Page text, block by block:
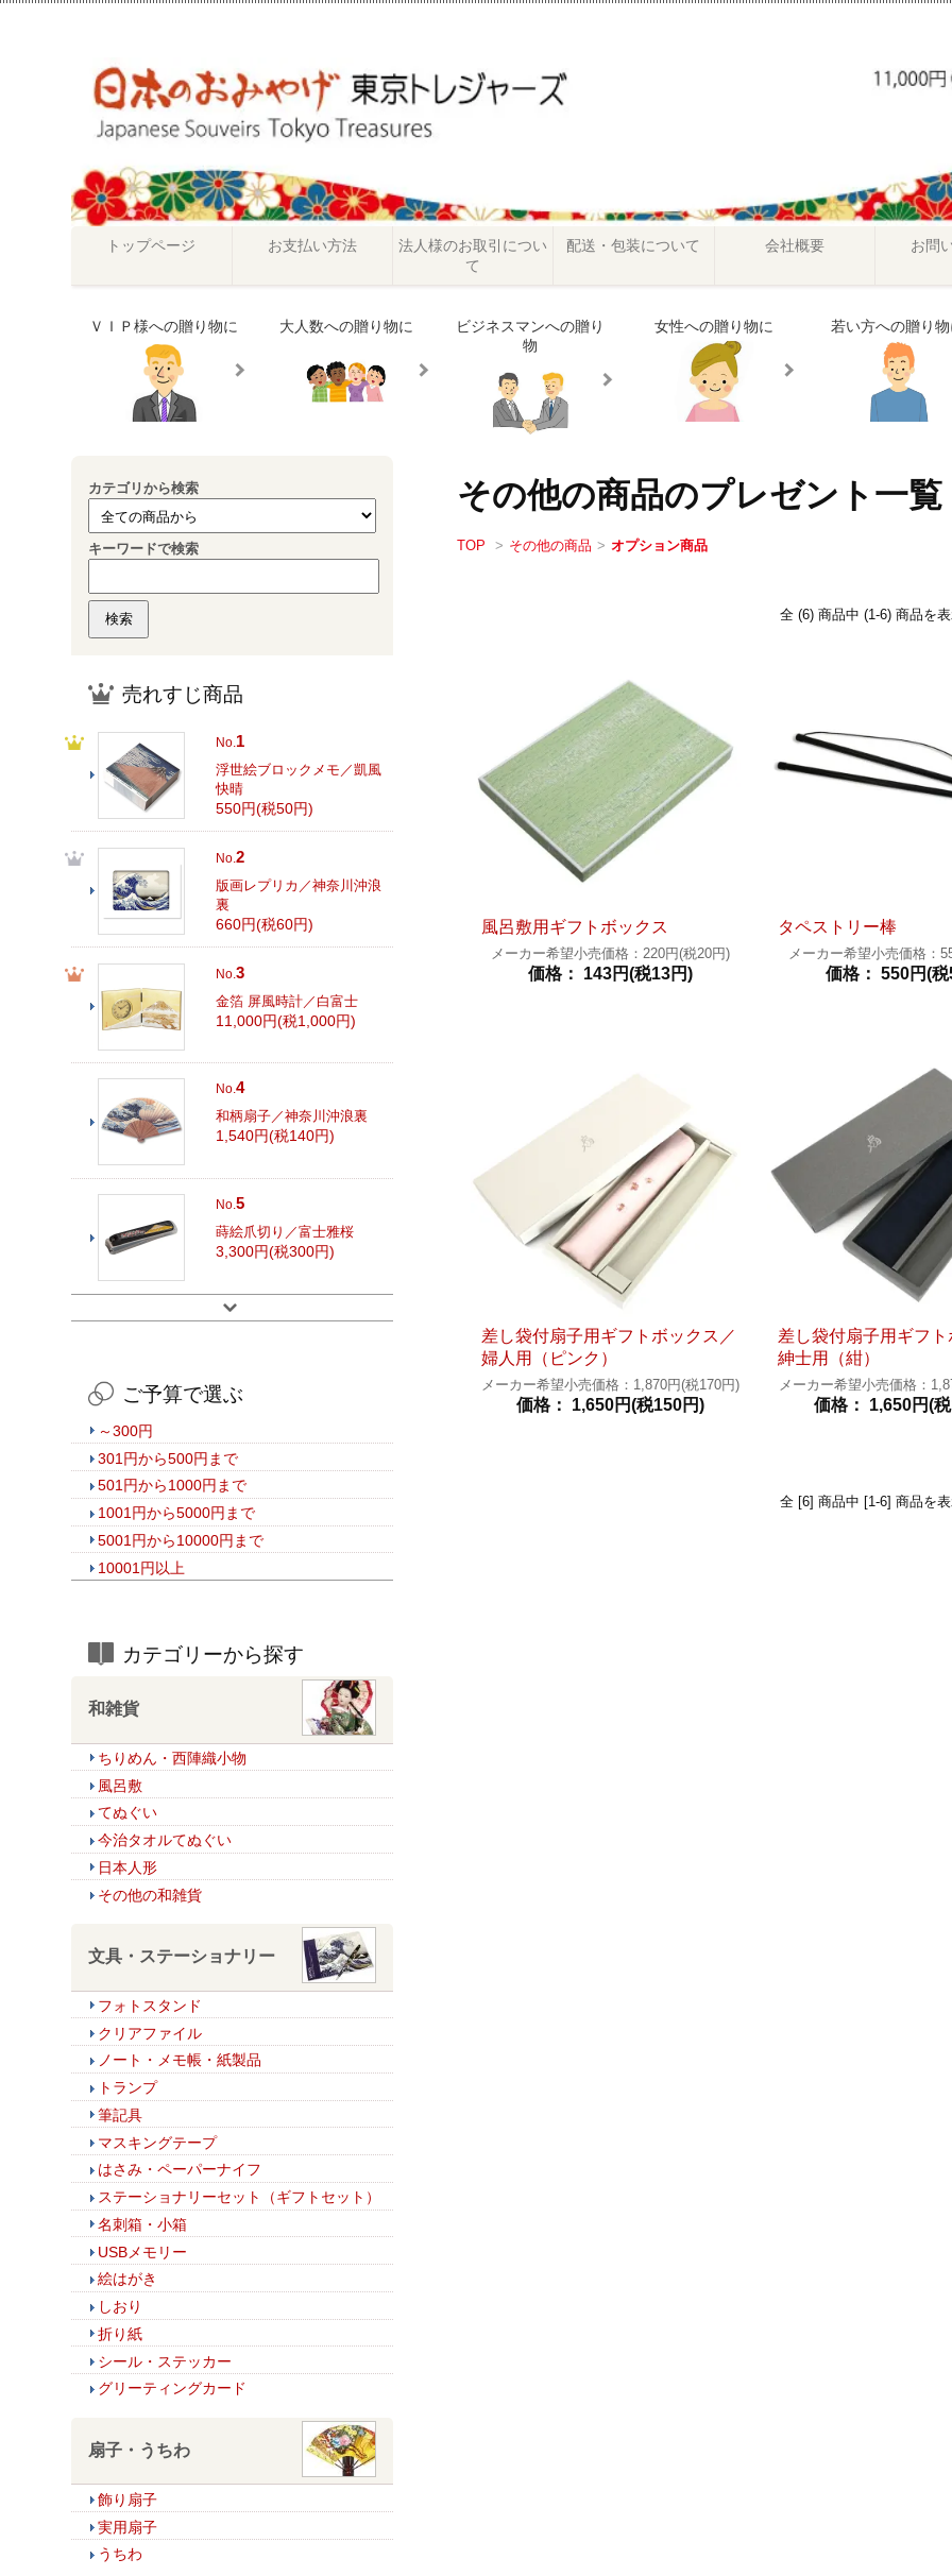
トップページ お支払い方法
法人様のお取引につい
て
配送・包装について 会社概要 お問
ＶＩＰ様への贈り物に 大人数への贈り物に
ビジネスマンへの贈り
物
女性への贈り物に 若い方への贈り物
その他の商品のプレゼント一覧
TOP > その他の商品 > オプション商品
全 (6) 商品中 (1-6) 商品を
風呂敷用ギフトボックス
メーカー希望小売価格：220円(税20円)
価格： 143円(税13円)
タペストリー棒
メーカー希望小売価格：
価格： 550円(
差し袋付扇子用ギフトボックス／
婦人用（ピンク）
メーカー希望小売価格：1,870円(税170円)
価格： 1,650円(税150円)
差し袋付扇子用ギフト
紳士用（紺）
メーカー希望小売価格：
価格： 1,650円(
全 [6] 商品中 [1-6] 商品を
カテゴリから検索
キーワードで検索
売れすじ商品
No. 1
浮世絵ブロックメモ／凱風
快晴
550円(税50円)
No. 2
版画レプリカ／神奈川沖浪
裏
660円(税60円)
No. 3
金箔 屏風時計／白富士
11,000円(税1,000円)
No.4
和柄扇子／神奈川沖浪裏
1,540円(税140円)
No.5
蒔絵爪切り／富士雅桜
3,300円(税300円)
ご予算で選ぶ
～300円
301円から500円まで
501円から1000円まで
1001円から5000円まで
5001円から10000円まで
10001円以上
カテゴリーから探す
和雑貨
ちりめん・西陣織小物
風呂敷
てぬぐい
今治タオルてぬぐい
日本人形
その他の和雑貨
文具・ステーショナリー
フォトスタンド
クリアファイル
ノート・メモ帳・紙製品
トランプ
筆記具
マスキングテープ
はさみ・ペーパーナイフ
ステーショナリーセット（ギフトセット）
名刺箱・小箱
USBメモリー
絵はがき
しおり
折り紙
シール・ステッカー
グリーティングカード
扇子・うちわ
飾り扇子
実用扇子
うちわ